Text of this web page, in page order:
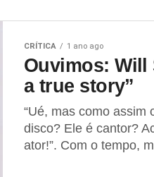
CRÍTICA 1 ano ago
Ouvimos: Will
a true story”
“Ué, mas como assim
disco? Ele é cantor?
ator!”. Com o tempo,